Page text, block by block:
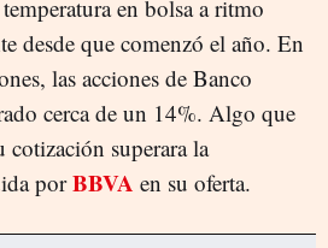
en bolsa a ritmo
desde que comenzó el año. En
las acciones de Banco
cerca de un 14%. Algo que
cotización superara la
porBBVA en su oferta.